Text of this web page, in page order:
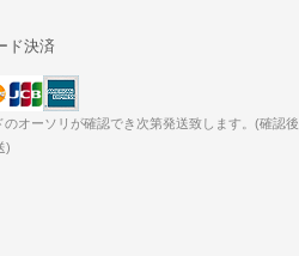
ド決済
のオーソリが確認でき次第発送致します。(確認後
)